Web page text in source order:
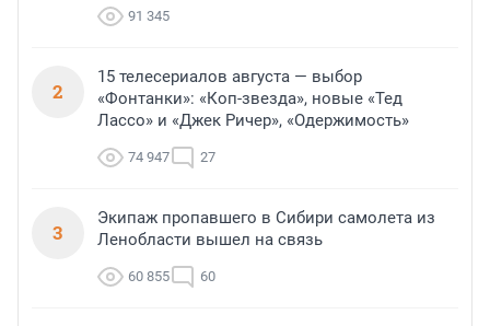
91 345
2
15 телесериалов августа — выбор
«Фонтанки»: «Коп-звезда», новые «Тед
Лассо» и «Джек Ричер», «Одержимость»
74 947 27
3
Экипаж пропавшего в Сибири самолета из
Ленобласти вышел на связь
60 855 60